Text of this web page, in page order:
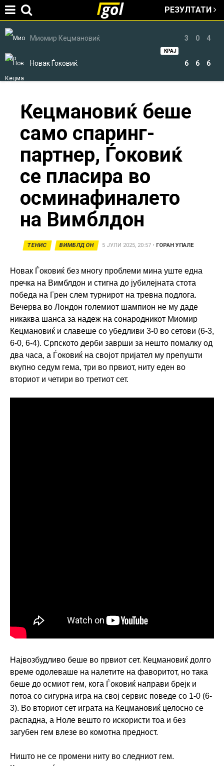
РЕЗУЛТАТИ
Миомир Кецмановиќ
Новак Ѓоковиќ
4
6
0
6
3
6
КРАЈ
here
Кецмановиќ беше
само спаринг-
партнер, Ѓоковиќ
се пласира во
осминафиналето
на Вимблдон
ТЕНИС ВИМБЛДОН 5 ЈУЛИ 2025, 20:57• ГОРАН УПАЛЕ
Новак Ѓоковиќ без многу проблеми мина уште една
пречка на Вимблдон и стигна до јубилејната стота
победа на Грен слем турнирот на тревна подлога.
Вечерва во Лондон големиот шампион не му даде
никаква шанса за надеж на сонародникот Миомир
Кецмановиќ и славеше со убедливи 3-0 во сетови (6-3,
6-0, 6-4). Српското дерби заврши за нешто помалку од
два часа, а Ѓоковиќ на својот пријател му препушти
вкупно седум гема, три во првиот, ниту еден во
вториот и четири во третиот сет.
Највозбудливо беше во првиот сет. Кецмановиќ долго
време одолеваше на налетите на фаворитот, но така
беше до осмиот гем, кога Ѓоковиќ направи брејк и
потоа со сигурна игра на свој сервис поведе со 1-0 (6-
3). Во вториот сет играта на Кецмановиќ целосно се
распадна, а Ноле вешто го искористи тоа и без
загубен гем влезе во комотна предност.
Ништо не се промени ниту во следниот гем.